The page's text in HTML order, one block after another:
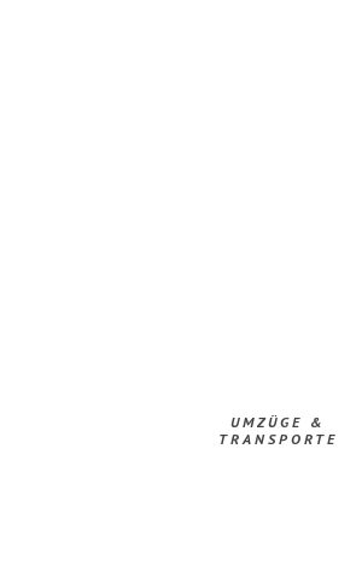
UMZÜGE &
TRANSPORTE